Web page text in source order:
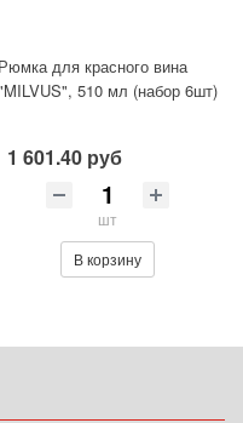
Рюмка для красного вина
510 мл (набор 6шт)
1 601.40 руб
шт
В корзину